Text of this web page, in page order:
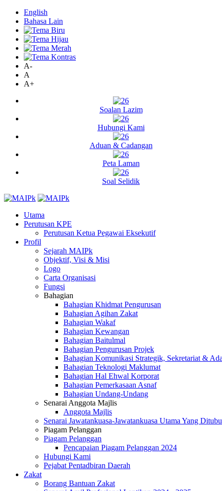
English
Bahasa Lain
A-
A
A+
Soalan Lazim
Hubungi Kami
Aduan & Cadangan
Peta Laman
Soal Selidik
Utama
Perutusan KPE
Perutusan Ketua Pegawai Eksekutif
Profil
Sejarah MAIPk
Objektif, Visi & Misi
Logo
Carta Organisasi
Fungsi
Bahagian
Bahagian Khidmat Pengurusan
Bahagian Agihan Zakat
Bahagian Wakaf
Bahagian Kewangan
Bahagian Baitulmal
Bahagian Pengurusan Projek
Bahagian Komunikasi Strategik, Sekretariat &
Bahagian Teknologi Maklumat
Bahagian Hal Ehwal Korporat
Bahagian Pemerkasaan Asnaf
Bahagian Undang-Undang
Senarai Anggota Majlis
Anggota Majlis
Senarai Jawatankuasa-Jawatankuasa Utama Yang
Piagam Pelanggan
Piagam Pelanggan
Pencapaian Piagam Pelanggan 2024
Hubungi Kami
Pejabat Pentadbiran Daerah
Zakat
Borang Bantuan Zakat